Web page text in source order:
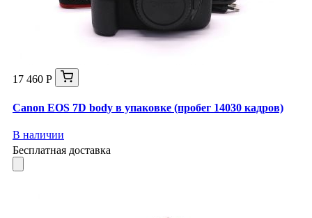
17 460 Р
Canon EOS 7D body в упаковке (пробег 14030 кадров)
В наличии
Бесплатная доставка